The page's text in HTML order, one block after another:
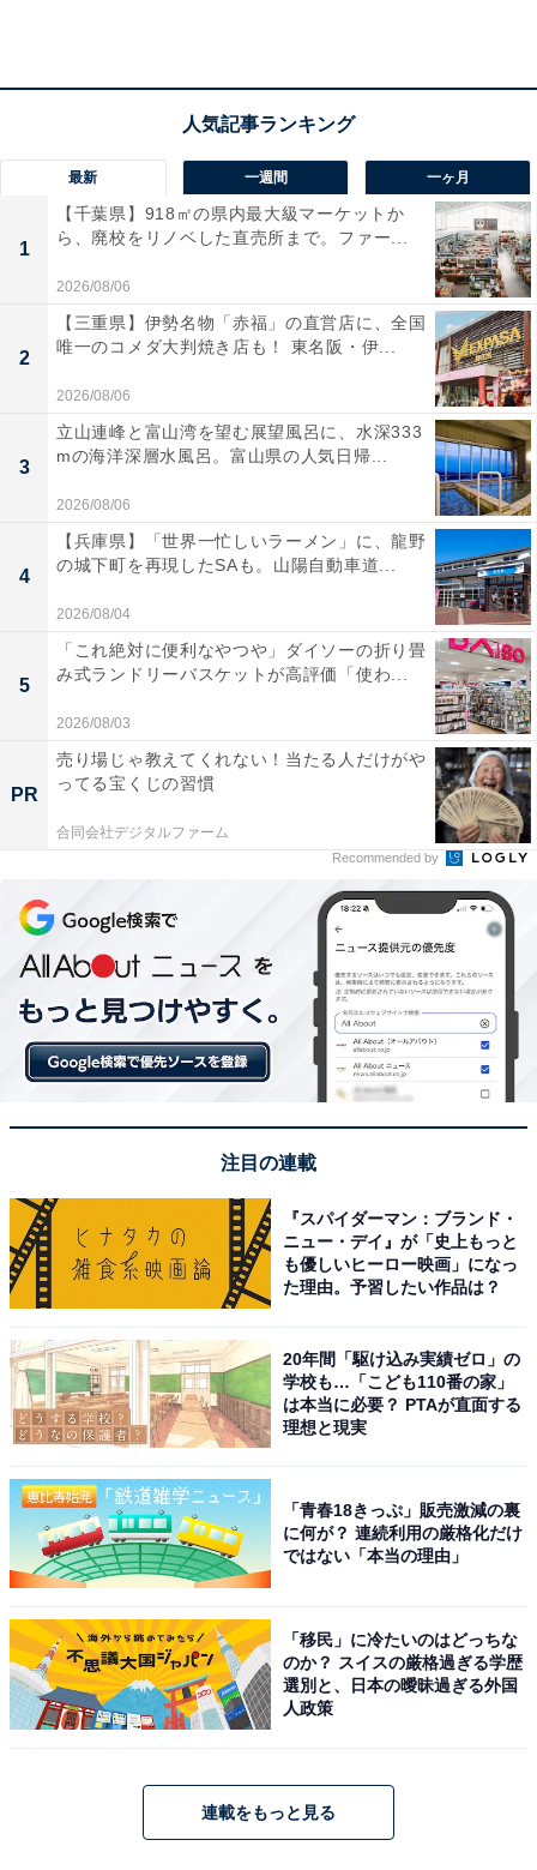
シンガポールから関西空港に到着したSQ618便 / 筆者撮影
787-10は、3機種ある787シリーズで他の787-8、787-9と
比べると、機体の胴体部分が最も長い。全長68.3mで
787-9より5.5m延長され、座席供給量が18%（約40名
分）増加、他のモデル同様に長距離線の運航が可能で、
燃料効率性にも優れていることなどが特徴だ。
この787-10は2018年3月25日、アメリカ・サウスカロラ
イナ州のノースチャールストン工場で、製造元のボーイ
ングからシンガポール航空に初納入された。
シンガポール航空の787-10は、ビジネスクラス36席とエ
コノミークラス301席の2クラス制337席。今回の787-10
導入に合わせ、機内プロダクトを刷新した。全席で機内
Wi-Fiも利用できる。
ビジネスクラスはフルフラット、エコノミークラ
スも快適性アップ
最新 一週間 一ヶ月
1
【千葉県】918㎡の県内最大級マーケットか
ら、廃校をリノベした直売所まで。ファー...
2026/08/06
2
【三重県】伊勢名物「赤福」の直営店に、全国
唯一のコメダ大判焼き店も！ 東名阪・伊...
2026/08/06
3
立山連峰と富山湾を望む展望風呂に、水深333
mの海洋深層水風呂。富山県の人気日帰...
2026/08/06
4
【兵庫県】「世界一忙しいラーメン」に、龍野
の城下町を再現したSAも。山陽自動車道...
2026/08/04
5
「これ絶対に便利なやつや」ダイソーの折り畳
み式ランドリーバスケットが高評価「使わ...
2026/08/03
PR
売り場じゃ教えてくれない！当たる人だけがや
ってる宝くじの習慣
合同会社デジタルファーム
Recommended by
注目の連載
『スパイダーマン：ブランド・
ニュー・デイ』が「史上もっと
も優しいヒーロー映画」になっ
た理由。予習したい作品は？
20年間「駆け込み実績ゼロ」の
学校も…「こども110番の家」
は本当に必要？ PTAが直面する
理想と現実
「青春18きっぷ」販売激減の裏
に何が？ 連続利用の厳格化だけ
ではない「本当の理由」
「移民」に冷たいのはどっちな
のか？ スイスの厳格過ぎる学歴
選別と、日本の曖昧過ぎる外国
人政策
連載をもっと見る